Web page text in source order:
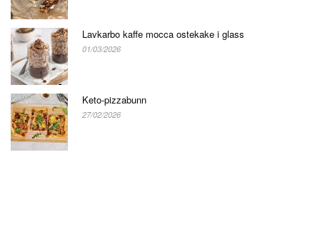
Lavkarbo kaffe mocca ostekake i glass
01/03/2026
Keto-pizzabunn
27/02/2026